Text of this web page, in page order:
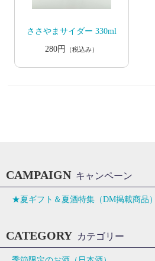
ささやまサイダー 330ml
280円
（税込み）
CAMPAIGN キャンペーン
★夏ギフト＆夏酒特集（DM掲載商品）
CATEGORY カテゴリー